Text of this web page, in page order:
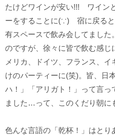
たけどワインが安い!!! ワイン
ーをすることに(∵) 宿に戻る
有スペースで飲み会してました
のですが、徐々に皆で飲む感
メリカ、ドイツ、フランス、
けのパーティーに(笑)。皆、日
ハ！」「アリガト！」って言っ
ました…って、このくだり朝に
色んな言語の「乾杯！」はとり